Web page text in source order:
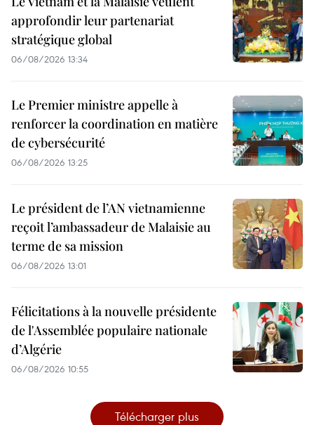
approfondir leur partenariat
stratégique global
06/08/2026 13:34
Le Premier ministre appelle à
renforcer la coordination en matière
de cybersécurité
06/08/2026 13:25
Le président de l’AN vietnamienne
reçoit l’ambassadeur de Malaisie au
terme de sa mission
06/08/2026 13:01
Félicitations à la nouvelle présidente
de l'Assemblée populaire nationale
d’Algérie
06/08/2026 10:55
Télécharger plus